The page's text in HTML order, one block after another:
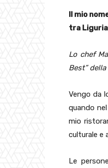
Il mio
tra
Lo chef
Best”
Vengo da
quando nel
mio
culturale e
Le